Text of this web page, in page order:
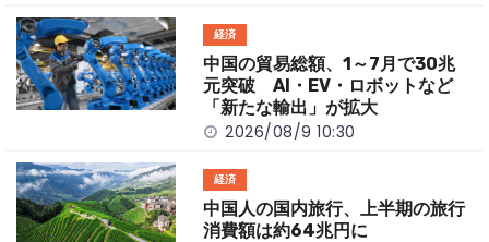
経済
中国の貿易総額、1～7月で30兆
元突破 AI・EV・ロボットなど
「新たな輸出」が拡大
2026/08/9 10:30
経済
中国人の国内旅行、上半期の旅行
消費額は約64兆円に